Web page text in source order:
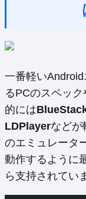
一番軽い
るPCのスペッ
的には
LDPlayerなどが
のエミュレータ
動作するように
ら支持されてい